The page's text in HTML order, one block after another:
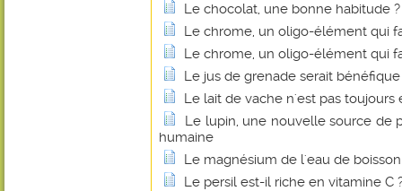
Le chocolat, une bonne habitude ?
Le chrome, un oligo-élément qui
Le chrome, un oligo-élément qui
Le jus de grenade serait
Le lait de vache n'est pas toujours
Le lupin, une nouvelle source de
humaine
Le magnésium de l'eau de
Le persil est-il riche en vitamine C